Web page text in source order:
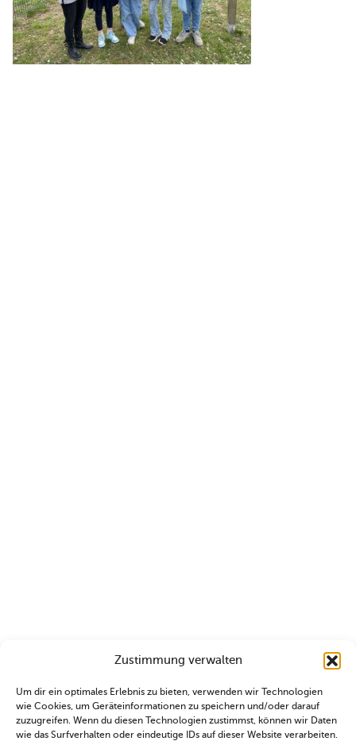
Zustimmung verwalten
Um dir ein optimales Erlebnis zu bieten, verwenden wir Technologien
wie Cookies, um Geräteinformationen zu speichern und/oder darauf
zuzugreifen. Wenn du diesen Technologien zustimmst, können wir Daten
wie das Surfverhalten oder eindeutige IDs auf dieser Website verarbeiten.